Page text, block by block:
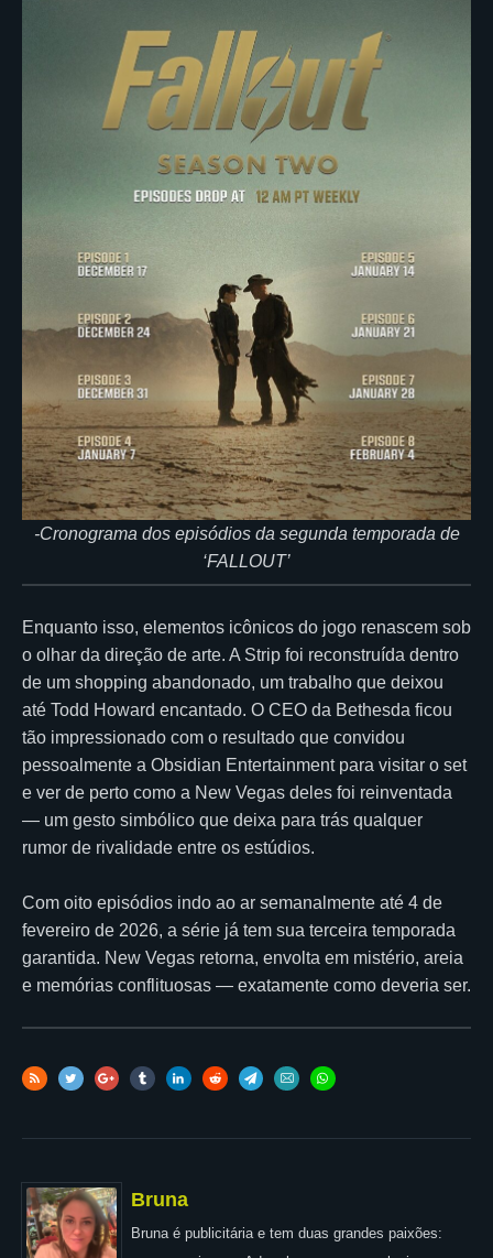
-Cronograma dos episódios da segunda temporada de
‘FALLOUT’
Enquanto isso, elementos icônicos do jogo renascem sob
o olhar da direção de arte. A Strip foi reconstruída dentro
de um shopping abandonado, um trabalho que deixou
até Todd Howard encantado. O CEO da Bethesda ficou
tão impressionado com o resultado que convidou
pessoalmente a Obsidian Entertainment para visitar o set
e ver de perto como a New Vegas deles foi reinventada
— um gesto simbólico que deixa para trás qualquer
rumor de rivalidade entre os estúdios.
Com oito episódios indo ao ar semanalmente até 4 de
fevereiro de 2026, a série já tem sua terceira temporada
garantida. New Vegas retorna, envolta em mistério, areia
e memórias conflituosas — exatamente como deveria ser.
Bruna
Bruna é publicitária e tem duas grandes paixões: